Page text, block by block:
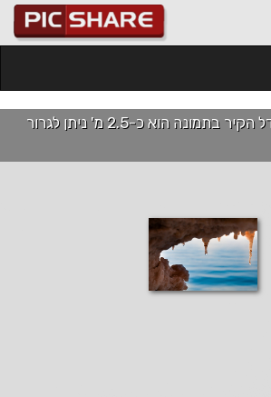
להמחשה בלבד - גודל הקיר בתמונה הוא כ-2.5 מ' ניתן לגרור